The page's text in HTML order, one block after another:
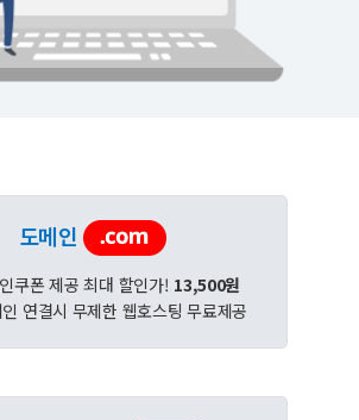
도메인
쿠폰 제공 최대 할인가! 13,500원
연결시 무제한 웹호스팅 무료제공